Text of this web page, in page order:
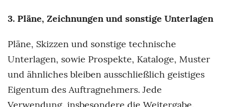
3. Pläne, Zeichnungen und sonstige Unterlagen
Pläne, Skizzen und sonstige technische
Unterlagen, sowie Prospekte, Kataloge, Muster
und ähnliches bleiben ausschließlich geistiges
Eigentum des Auftragnehmers. Jede